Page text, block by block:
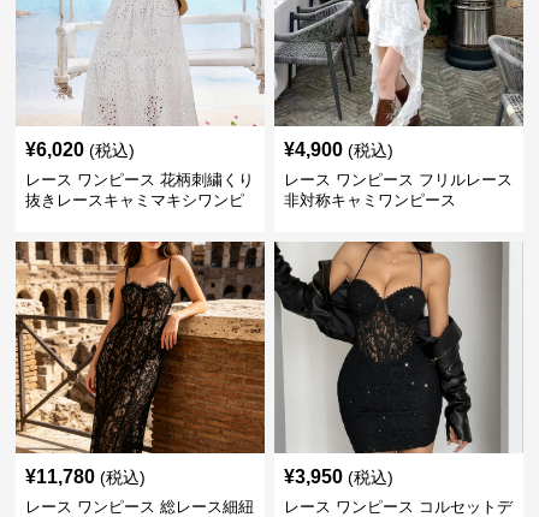
¥6,020 (税込)
レース ワンピース 花柄刺繍くり
抜きレースキャミマキシワンピ
¥4,900 (税込)
レース ワンピース フリルレース
非対称キャミワンピース
¥11,780 (税込)
レース ワンピース 総レース細紐
¥3,950 (税込)
レース ワンピース コルセットデ